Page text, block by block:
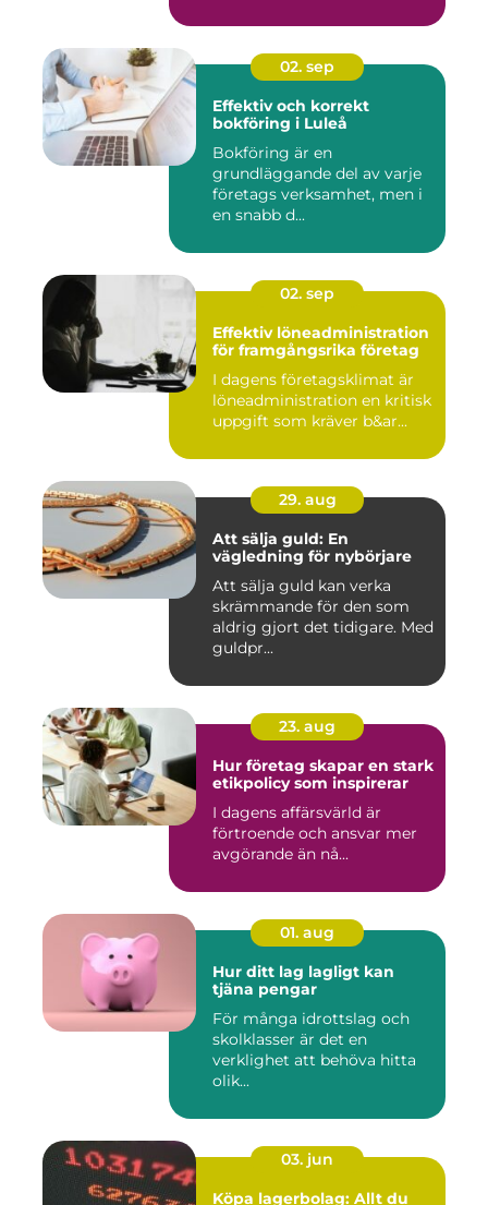
02. sep
Effektiv och korrekt
bokföring i Luleå
Bokföring är en
grundläggande del av varje
företags verksamhet, men i
en snabb d...
02. sep
Effektiv löneadministration
för framgångsrika företag
I dagens företagsklimat är
löneadministration en kritisk
uppgift som kräver b&ar...
29. aug
Att sälja guld: En
vägledning för nybörjare
Att sälja guld kan verka
skrämmande för den som
aldrig gjort det tidigare. Med
guldpr...
23. aug
Hur företag skapar en stark
etikpolicy som inspirerar
I dagens affärsvärld är
förtroende och ansvar mer
avgörande än nå...
01. aug
Hur ditt lag lagligt kan
tjäna pengar
För många idrottslag och
skolklasser är det en
verklighet att behöva hitta
olik...
03. jun
Köpa lagerbolag: Allt du